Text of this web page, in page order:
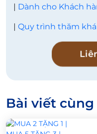
| Dành cho Khách
| Quy trình thăm
Bài viết